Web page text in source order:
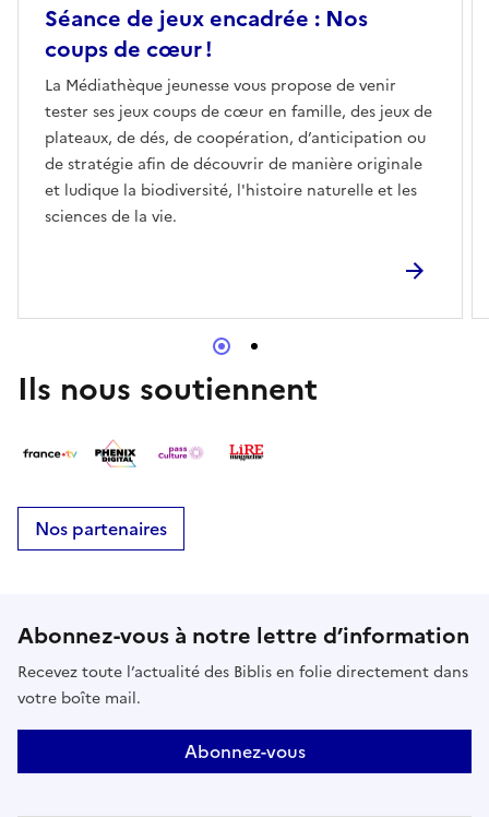
Séance de jeux encadrée : Nos
coups de cœur !
La Médiathèque jeunesse vous propose de venir
tester ses jeux coups de cœur en famille, des jeux de
plateaux, de dés, de coopération, d’anticipation ou
de stratégie afin de découvrir de manière originale
et ludique la biodiversité, l'histoire naturelle et les
sciences de la vie.
Ils nous soutiennent
Nos partenaires
Abonnez-vous à notre lettre d’information
Recevez toute l’actualité des Biblis en folie directement dans
votre boîte mail.
Abonnez-vous